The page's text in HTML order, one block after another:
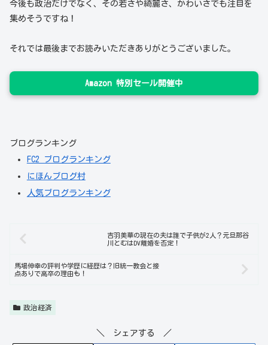
今後も政治だけでなく、その若さや綺麗さ、かわいさでも注目を
集めそうですね！
それでは最後までお読みいただきありがとうございました。
Amazon 特別セール開催中
ブログランキング
FC2 ブログランキング
にほんブログ村
人気ブログランキング
吉羽美華の現在の夫は誰で子供が2人？元旦那谷
川とむはDV離婚を否定！
馬場伸幸の評判や学歴に経歴は？旧統一教会と接
点ありで高卒の理由も！
政治経済
＼ シェアする ／